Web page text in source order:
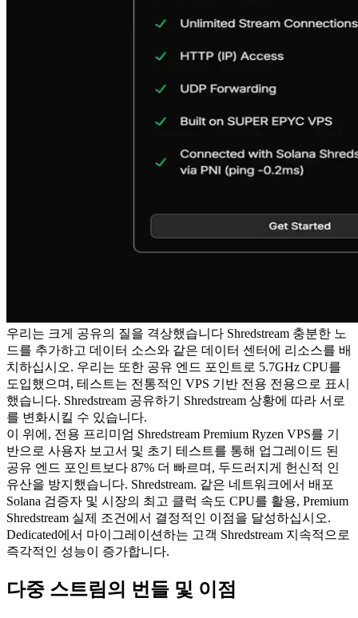
우리는 크게 공유의 질을 격상했습니다 Shredstream 충분한 노
드를 추가하고 데이터 소스와 같은 데이터 센터에 리소스를 배
치하십시오. 우리는 또한 공유 엔드 포인트로 5.7GHz CPU를
도입했으며, 테스트는 전통적인 VPS 기반 전용 전용으로 표시
했습니다. Shredstream 공유하기 Shredstream 상황에 따라 서로
를 변화시킬 수 있습니다.
이 위에, 전용 프리미엄 Shredstream Premium Ryzen VPS를 기
반으로 사용자 보고서 및 초기 테스트를 통해 업그레이드 된
공유 엔드 포인트보다 87% 더 빠르며, 두드러지게 헌신적 인
유산을 방지했습니다. Shredstream. 같은 네트워크에서 배포
Solana 검증자 및 시장의 최고 클럭 속도 CPU를 활용, Premium
Shredstream 실제 조건에서 결정적인 이점을 달성하십시오.
Dedicated에서 마이그레이션하는 고객 Shredstream 지속적으로
즉각적인 성능이 증가합니다.
다중 스트림의 번들 및 이점